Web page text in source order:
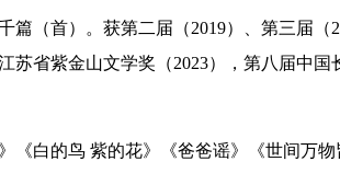
篇（首）
。获第二届（2019）、第三届
苏省紫金山文学奖（2023），第八届中国
《白的鸟 紫的花》《爸爸谣》《世间